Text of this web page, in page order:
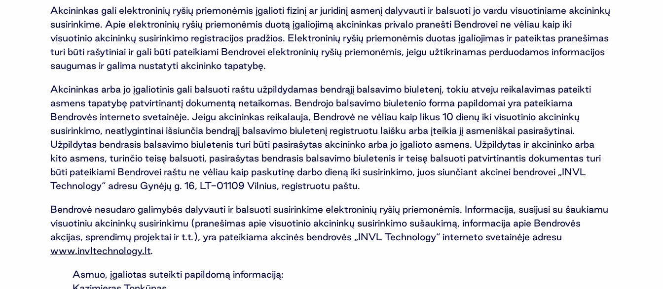
Akcininkas gali elektroninių ryšių priemonėmis įgalioti fizinį ar juridinį asmenį dalyvauti ir balsuoti jo vardu visuotiniame akcininkų
susirinkime. Apie elektroninių ryšių priemonėmis duotą įgaliojimą akcininkas privalo pranešti Bendrovei ne vėliau kaip iki
visuotinio akcininkų susirinkimo registracijos pradžios. Elektroninių ryšių priemonėmis duotas įgaliojimas ir pateiktas pranešimas
turi būti rašytiniai ir gali būti pateikiami Bendrovei elektroninių ryšių priemonėmis, jeigu užtikrinamas perduodamos informacijos
saugumas ir galima nustatyti akcininko tapatybę.
Akcininkas arba jo įgaliotinis gali balsuoti raštu užpildydamas bendrąjį balsavimo biuletenį, tokiu atveju reikalavimas pateikti
asmens tapatybę patvirtinantį dokumentą netaikomas. Bendrojo balsavimo biuletenio forma papildomai yra pateikiama
Bendrovės interneto svetainėje. Jeigu akcininkas reikalauja, Bendrovė ne vėliau kaip likus 10 dienų iki visuotinio akcininkų
susirinkimo, neatlygintinai išsiunčia bendrąjį balsavimo biuletenį registruotu laišku arba įteikia jį asmeniškai pasirašytinai.
Užpildytas bendrasis balsavimo biuletenis turi būti pasirašytas akcininko arba jo įgalioto asmens. Užpildytas ir akcininko arba
kito asmens, turinčio teisę balsuoti, pasirašytas bendrasis balsavimo biuletenis ir teisę balsuoti patvirtinantis dokumentas turi
būti pateikiami Bendrovei raštu ne vėliau kaip paskutinę darbo dieną iki susirinkimo, juos siunčiant akcinei bendrovei „INVL
Technology“ adresu Gynėjų g. 16, LT-01109 Vilnius, registruotu paštu.
Bendrovė nesudaro galimybės dalyvauti ir balsuoti susirinkime elektroninių ryšių priemonėmis. Informacija, susijusi su šaukiamu
visuotiniu akcininkų susirinkimu (pranešimas apie visuotinio akcininkų susirinkimo sušaukimą, informacija apie Bendrovės
akcijas, sprendimų projektai ir t.t.), yra pateikiama akcinės bendrovės „INVL Technology“ interneto svetainėje adresu
www.invltechnology.lt.
Asmuo, įgaliotas suteikti papildomą informaciją: